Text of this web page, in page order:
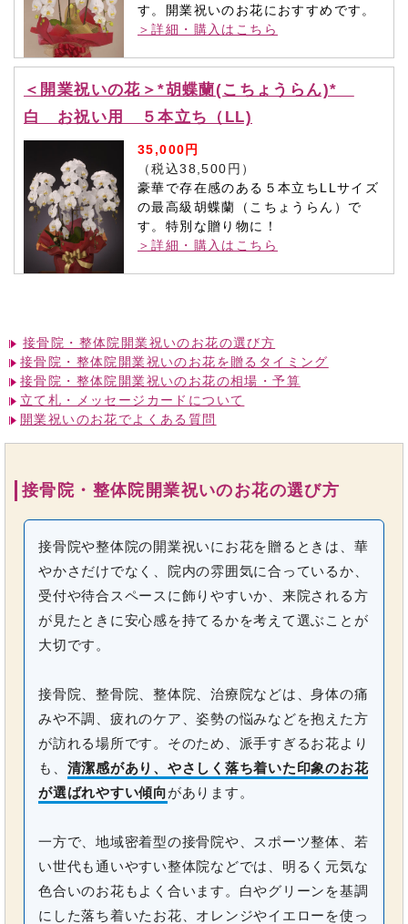
す。開業祝いのお花におすすめです。
＞詳細・購入はこちら
＜開業祝いの花＞*胡蝶蘭(こちょうらん)*
白 お祝い用 ５本立ち（LL)
35,000円
（税込38,500円）
豪華で存在感のある５本立ちLLサイズ
の最高級胡蝶蘭（こちょうらん）で
す。特別な贈り物に！
＞詳細・購入はこちら
接骨院・整体院開業祝いのお花の選び方
接骨院・整体院開業祝いのお花を贈るタイミング
接骨院・整体院開業祝いのお花の相場・予算
立て札・メッセージカードについて
開業祝いのお花でよくある質問
接骨院・整体院開業祝いのお花の選び方
接骨院や整体院の開業祝いにお花を贈るときは、華
やかさだけでなく、院内の雰囲気に合っているか、
受付や待合スペースに飾りやすいか、来院される方
が見たときに安心感を持てるかを考えて選ぶことが
大切です。
接骨院、整骨院、整体院、治療院などは、身体の痛
みや不調、疲れのケア、姿勢の悩みなどを抱えた方
が訪れる場所です。そのため、派手すぎるお花より
も、 清潔感があり、やさしく落ち着いた印象のお花
が選ばれやすい傾向があります。
一方で、地域密着型の接骨院や、スポーツ整体、若
い世代も通いやすい整体院などでは、明るく元気な
色合いのお花もよく合います。白やグリーンを基調
にした落ち着いたお花、オレンジやイエローを使っ